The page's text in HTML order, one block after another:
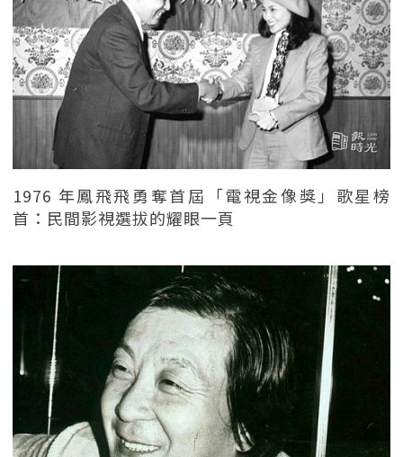
1976 年鳳飛飛勇奪首屆「電視金像獎」歌星榜
首：民間影視選拔的耀眼一頁